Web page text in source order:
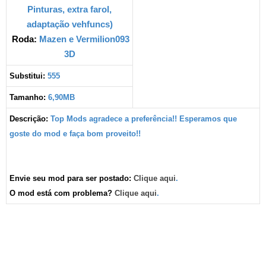
Pinturas, extra farol,
adaptação vehfuncs)
Roda: Mazen e Vermilion093
3D
Substitui: 555
Tamanho: 6,90MB
Descrição: Top Mods agradece a preferência!! Esperamos que
goste do mod e faça bom proveito!!
Envie seu mod para ser postado: Clique aqui.
O mod está com problema? Clique aqui.